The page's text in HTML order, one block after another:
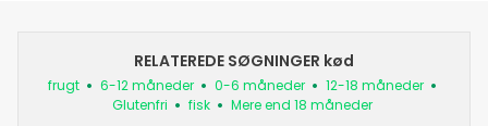
RELATEREDE SØGNINGER kød
frugt 6-12 måneder 0-6 måneder
12-18 måneder
Glutenfri
fisk Mere end 18 måneder